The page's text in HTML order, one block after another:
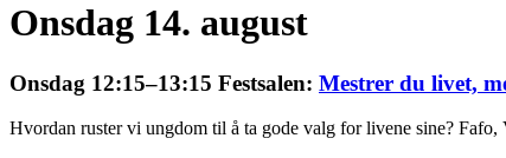
Onsdag 14. august
Onsdag 12:15–13:15 Festsalen: Mestrer du livet,
Hvordan ruster vi ungdom til å ta gode valg for livene sine?